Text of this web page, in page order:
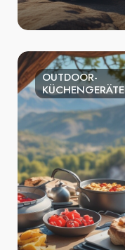
OUTDOOR-
KÜCHENGERÄTE